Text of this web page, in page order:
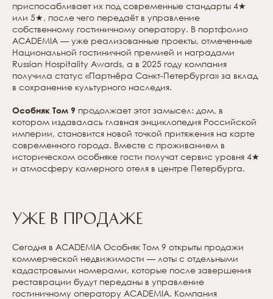
приспосабливает их под современные стандарты 4★
или 5★, после чего передаёт в управление
собственному гостиничному оператору. В портфолио
ACADEMIA — уже реализованные проекты, отмеченные
Национальной гостиничной премией и наградами
Russian Hospitality Awards, а в 2025 году компания
получила статус «Партнёра Санкт-Петербурга» за вклад
в сохранение культурного наследия.
Особняк Том 9 продолжает этот замысел: дом, в
котором издавалась главная энциклопедия Российской
империи, становится новой точкой притяжения на карте
современного города. Вместе с проживанием в
историческом особняке гости получат сервис уровня 4★
и атмосферу камерного отеля в центре Петербурга.
Уже в продаже
Сегодня в ACADEMIA Особняк Том 9 открыты продажи
коммерческой недвижимости — лоты с отдельными
кадастровыми номерами, которые после завершения
реставрации будут переданы в управление
гостиничному оператору ACADEMIA. Компания